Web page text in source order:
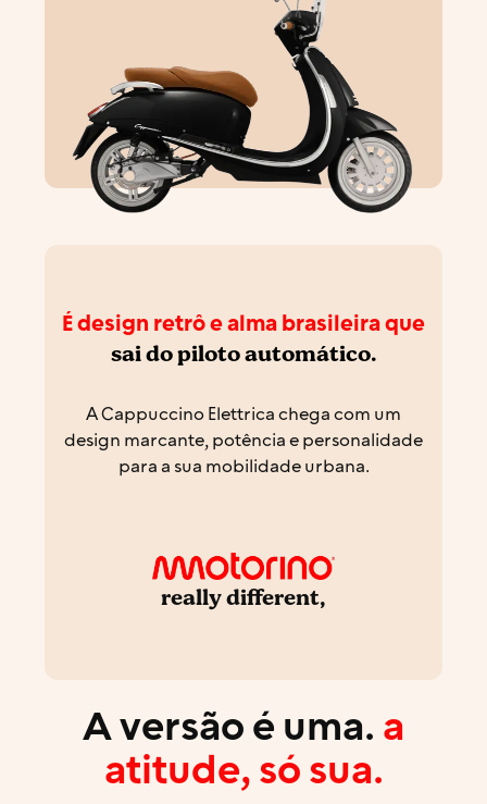
É design retrô e alma brasileira que
sai do piloto automático.
A Cappuccino Elettrica chega com um
design marcante, potência e personalidade
para a sua mobilidade urbana.
really different,
A versão é uma. a
atitude, só sua.